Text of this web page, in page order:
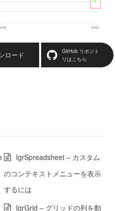
ロード
GitHub リポジト
リはこちら
IgrSpreadsheet – カスタム
のコンテキストメニューを表示
するには
IgrGrid – グリッドの列を動